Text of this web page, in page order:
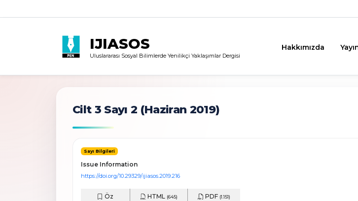
IJIASOS
Uluslararası Sosyal Bilimlerde Yenilikçi Yaklaşımlar Dergisi
Hakkımızda
Cilt 3 Sayı 2 (Haziran 2019)
Sayı Bilgileri
Issue Information
https://doi.org/10.29329/ijiasos.2019.216
Öz HTML (645) PDF (1.151)